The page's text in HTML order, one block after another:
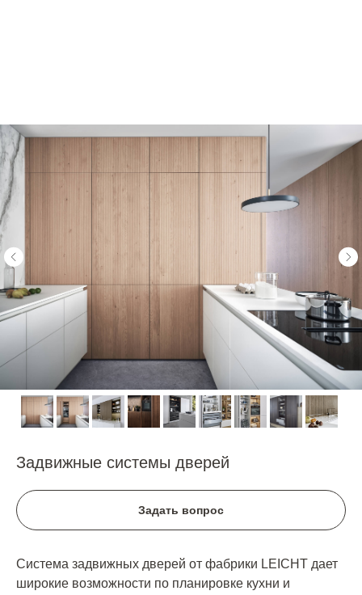
Задвижные системы дверей
Задать вопрос
Система задвижных дверей от фабрики LEICHT дает
широкие возможности по планировке кухни и